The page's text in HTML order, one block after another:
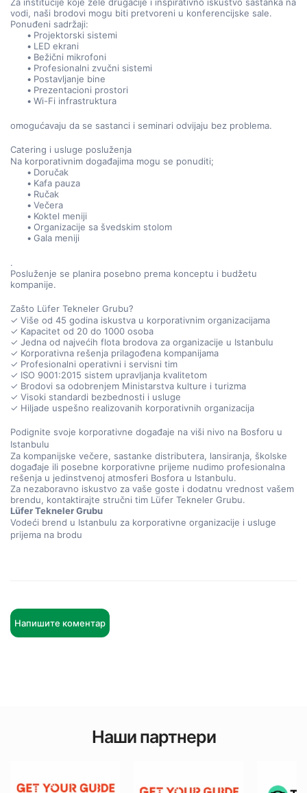
vodi, naši brodovi mogu biti pretvoreni u konferencijske sale.
Ponuđeni sadržaji:
Projektorski sistemi
LED ekrani
Bežični mikrofoni
Profesionalni zvučni sistemi
Postavljanje bine
Prezentacioni prostori
Wi-Fi infrastruktura
omogućavaju da se sastanci i seminari odvijaju bez problema.
Catering i usluge posluženja
Na korporativnim događajima mogu se ponuditi;
Doručak
Kafa pauza
Ručak
Večera
Koktel meniji
Organizacije sa švedskim stolom
Gala meniji
.
Posluženje se planira posebno prema konceptu i budžetu
kompanije.
Zašto Lüfer Tekneler Grubu?
✓ Više od 45 godina iskustva u korporativnim organizacijama
✓ Kapacitet od 20 do 1000 osoba
✓ Jedna od najvećih flota brodova za organizacije u Istanbulu
✓ Korporativna rešenja prilagođena kompanijama
✓ Profesionalni operativni i servisni tim
✓ ISO 9001:2015 sistem upravljanja kvalitetom
✓ Brodovi sa odobrenjem Ministarstva kulture i turizma
✓ Visoki standardi bezbednosti i usluge
✓ Hiljade uspešno realizovanih korporativnih organizacija
Podignite svoje korporativne događaje na viši nivo na Bosforu u
Istanbulu
Za kompanijske večere, sastanke distributera, lansiranja, školske
događaje ili posebne korporativne prijeme nudimo profesionalna
rešenja u jedinstvenoj atmosferi Bosfora u Istanbulu.
Za nezaboravno iskustvo za vaše goste i dodatnu vrednost vašem
brendu, kontaktirajte stručni tim Lüfer Tekneler Grubu.
Lüfer Tekneler Grubu
Vodeći brend u Istanbulu za korporativne organizacije i usluge
prijema na brodu
Напишите коментар
Наши партнери